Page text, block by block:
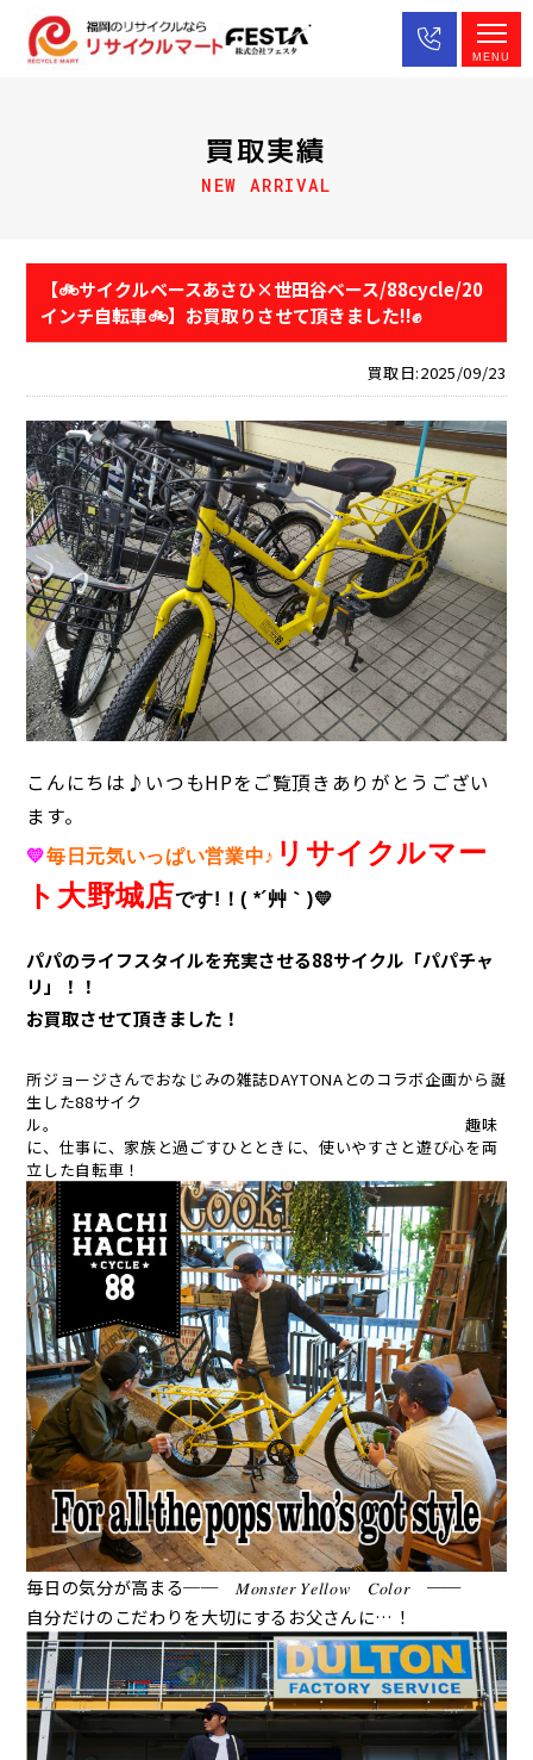
買取実績
NEW ARRIVAL
【🚲サイクルベースあさひ×世田谷ベース/88cycle/20
インチ自転車🚲】お買取りさせて頂きました!!✊
買取日:2025/09/23
こんにちは♪いつもHPをご覧頂きありがとうござい
ます。
💛毎日元気いっぱい営業中♪ リサイクルマー
ト大野城店です!！( *´艸｀)💛
パパのライフスタイルを充実させる88サイクル「パパチャ
リ」！！
お買取させて頂きました！
所ジョージさんでおなじみの雑誌DAYTONAとのコラボ企画から誕
生した88サイク
ル。 趣味
に、仕事に、家族と過ごすひとときに、使いやすさと遊び心を両
立した自転車！
毎日の気分が高まる── 𝑀𝑜𝑛𝑠𝑡𝑒𝑟 𝑌𝑒𝑙𝑙𝑜𝑤 𝐶𝑜𝑙𝑜𝑟 ──
自分だけのこだわりを大切にするお父さんに…！
MENU